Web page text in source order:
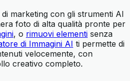
marketing con gli strumenti AI
foto di alta qualità pronte per
, o rimuovi elementi senza
di Immagini AI ti permette di
velocemente, con
creativo completo.